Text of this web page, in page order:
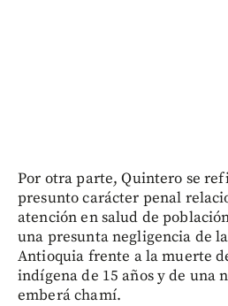
Por otra parte, Quintero se
presunto carácter penal
atención en salud de
una presunta negligencia de
Antioquia frente a la muerte
indígena de 15 años y de una
emberá chamí.